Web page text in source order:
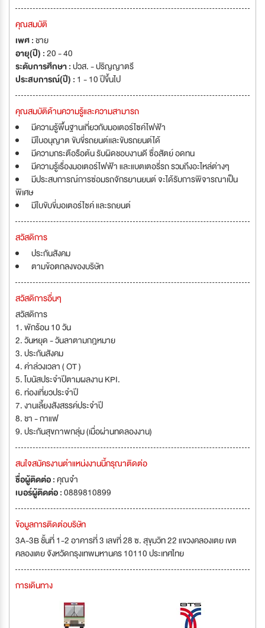
คุณสมบัติ
เพศ :ชาย
อายุ(ปี) :20 - 40
ระดับการศึกษา :ปวส. - ปริญญาตรี
ประสบการณ์(ปี) : 1 - 10 ปีขึ้นไป
คุณสมบัติด้านความรู้และความสามารถ
มีความรู้พื้นฐานเกี่ยวกับมอเตอร์ไซค์ไฟฟ้า
มีใบอนุญาต ขับขี่รถยนต์เเละขับรถยนต์ได้
มีความกระตือรือต้น รับผิดชอบงานดี ซื่อสัตย์ อดทน
มีความรู้เรื่องมอเตอร์ไฟฟ้า และแบตเตอรี่รถ รวมถึงอะไหล่ต่างๆ
มีประสบการณ์การซ่อมรถจักรยานยนต์ จะได้รับการพิจารณาเป็น
พิเศษ
มีใบขับขี่มอเตอร์ไซค์ และรถยนต์
สวัสดิการ
ประกันสังคม
ตามข้อตกลงของบริษัท
สวัสดิการอื่นๆ
สวัสดิการ
1. พักร้อน 10 วัน
2. วันหยุด - วันลาตามกฎหมาย
3. ประกันสังคม
4. ค่าล่วงเวลา ( OT )
5. โบนัสประจำปีตามผลงาน KPI.
6. ท่องเที่ยวประจำปี
7. งานเลี้ยงสังสรรค์ประจำปี
8. ชา - กาแฟ
9. ประกันสุขภาพกลุ่ม (เมื่อผ่านทดลองงาน)
สนใจสมัครงานตำแหน่งงานนี้กรุณาติดต่อ
ชื่อผู้ติดต่อ :คุณจ๋า
เบอร์ผู้ติดต่อ :0889810899
ข้อมูลการติดต่อบริษัท
3A-3B ชั้นที่ 1-2 อาคารที่ 3 เลขที่ 28 ซ. สุขุมวิท 22 แขวงคลองเตย เขต
คลองเตย จังหวัดกรุงเทพมหานคร 10110 ประเทศไทย
การเดินทาง